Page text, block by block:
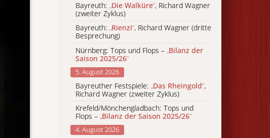
Bayreuth: „Die Walküre“, Richard Wagner
(zweiter Zyklus)
Bayreuth: „Rienzi“, Richard Wagner (dritte
Besprechung)
Nürnberg: Tops und Flops – „Bilanz der
Saison 2025/26“
5. August 2026
Bayreuther Festspiele: „Das Rheingold“,
Richard Wagner (zweiter Zyklus)
Krefeld/Mönchengladbach: Tops und
Flops – „Bilanz der Saison 2025/26“
4. August 2026